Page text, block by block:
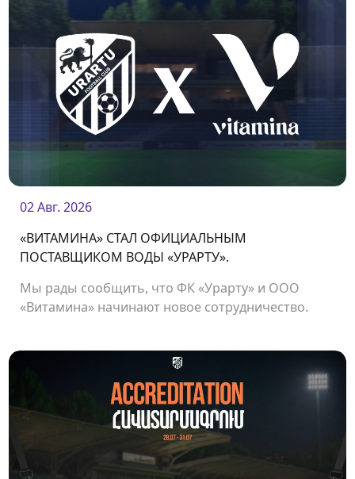
02 Авг. 2026
«ВИТАМИНА» СТАЛ ОФИЦИАЛЬНЫМ
ПОСТАВЩИКОМ ВОДЫ «УРАРТУ».
Мы рады сообщить, что ФК «Урарту» и ООО
«Витамина» начинают новое сотрудничество.